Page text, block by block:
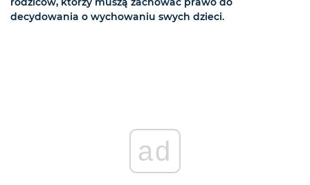
decydowania o wychowaniu swych dzieci.
ad